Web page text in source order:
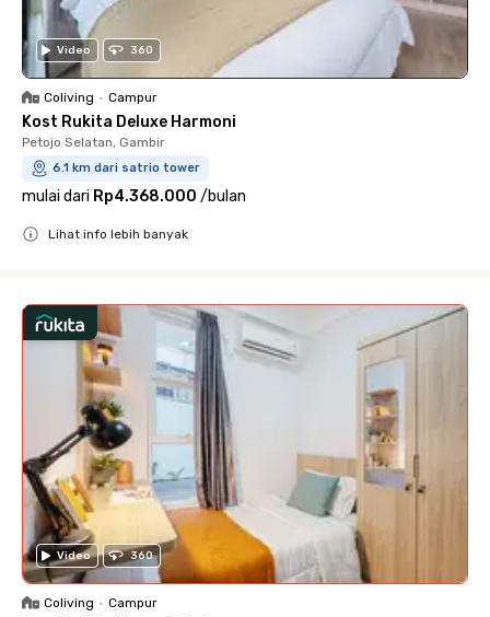
Video 360
Coliving • Campur
Kost Rukita Deluxe Harmoni
Petojo Selatan, Gambir
6.1 km dari satrio tower
mulai dari Rp4.368.000 /bulan
Lihat info lebih banyak
Video 360
Coliving • Campur